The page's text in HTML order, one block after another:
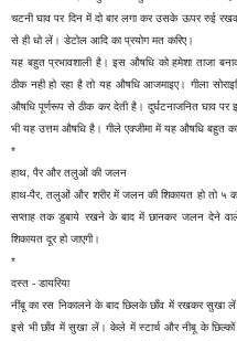
चटनी घाव पर दिन में दो बार लगा कर उसके ऊपर रुई
से ही धो लें। डेटोल आदि का प्रयोग मत करिए।
यह बहुत प्रभावशाली है। इस औषधि को हमेशा ताजा
ठीक नही हो रहा है तो यह औषधि आजमाइए। गीला
औषधि पूर्णरूप से ठीक कर देती है। दुर्घटनाजनित घाव
भी यह उत्तम औषधि है। गीले एक्जीमा में यह औषधि बहुत
*
हाथ, पैर और तलुओं की जलन
हाथ-पैर, तलुओं और शरीर में जलन की शिकायत हो तो ५
सप्ताह तक डुबाये रखने के बाद में छानकर जलन देने वाले
शिकायत दूर हो जाएगी।
*
दस्त - डायरिया
नींबू का रस निकालने के बाद छिलके छाँव में रखकर सुखा
इसे भी छाँव में सुखा लें। केले में स्टार्च और नीबू के छिल्कों